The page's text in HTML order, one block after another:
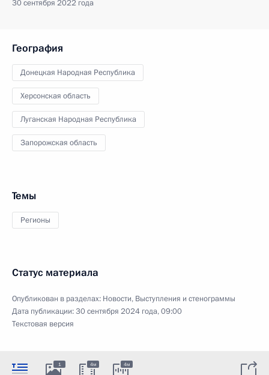
30 сентября 2022 года
География
Донецкая Народная Республика
Херсонская область
Луганская Народная Республика
Запорожская область
Темы
Регионы
Статус материала
Опубликован в разделах: Новости, Выступления и стенограммы
Дата публикации:30 сентября 2024 года, 09:00
Текстовая версия
1 4м 4м